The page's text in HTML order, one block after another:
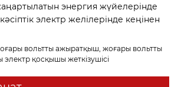
энергия жүйелерінде
электр желілерінде кеңінен
вольтты ажыратқыш, жоғары вольтты
қосқышы жеткізушісі